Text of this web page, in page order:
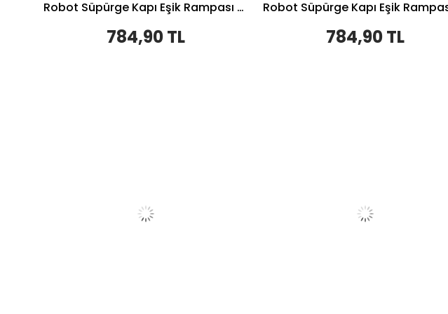
Robot Süpürge Kapı Eşik Rampası 3,5cm - Krem
784,90 TL 784,90 TL